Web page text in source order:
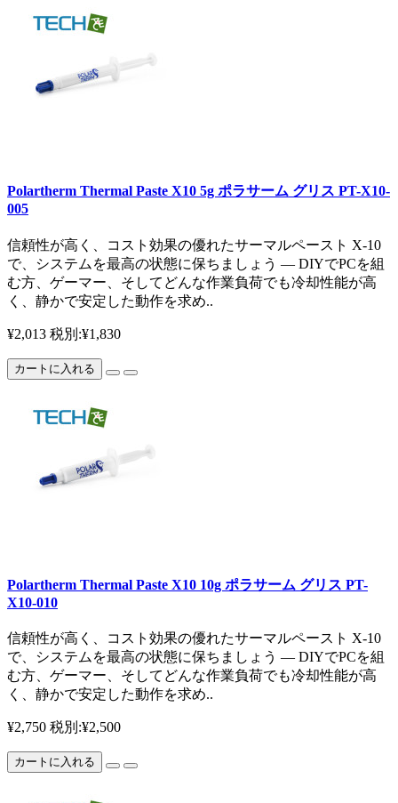
Polartherm Thermal Paste X10 5g ポラサーム グリス PT-X10-
005
信頼性が高く、コスト効果の優れたサーマルペースト X-10
で、システムを最高の状態に保ちましょう — DIYでPCを組
む方、ゲーマー、そしてどんな作業負荷でも冷却性能が高
く、静かで安定した動作を求め..
¥2,013 税別:¥1,830
カートに入れる
Polartherm Thermal Paste X10 10g ポラサーム グリス PT-
X10-010
信頼性が高く、コスト効果の優れたサーマルペースト X-10
で、システムを最高の状態に保ちましょう — DIYでPCを組
む方、ゲーマー、そしてどんな作業負荷でも冷却性能が高
く、静かで安定した動作を求め..
¥2,750 税別:¥2,500
カートに入れる